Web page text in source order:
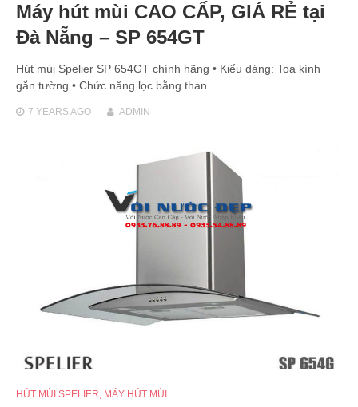
Máy hút mùi CAO CẤP, GIÁ RẺ tại
Đà Nẵng – SP 654GT
Hút mùi Spelier SP 654GT chính hãng • Kiểu dáng: Toa kính
gắn tường • Chức năng lọc bằng than…
7 YEARSAGO ADMIN
HÚT MÙI SPELIER MÁY HÚT MÙI